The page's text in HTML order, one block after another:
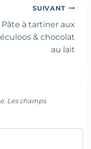
SUIVANT
Pâte à tartiner aux
& chocolat
au lait
Les champs